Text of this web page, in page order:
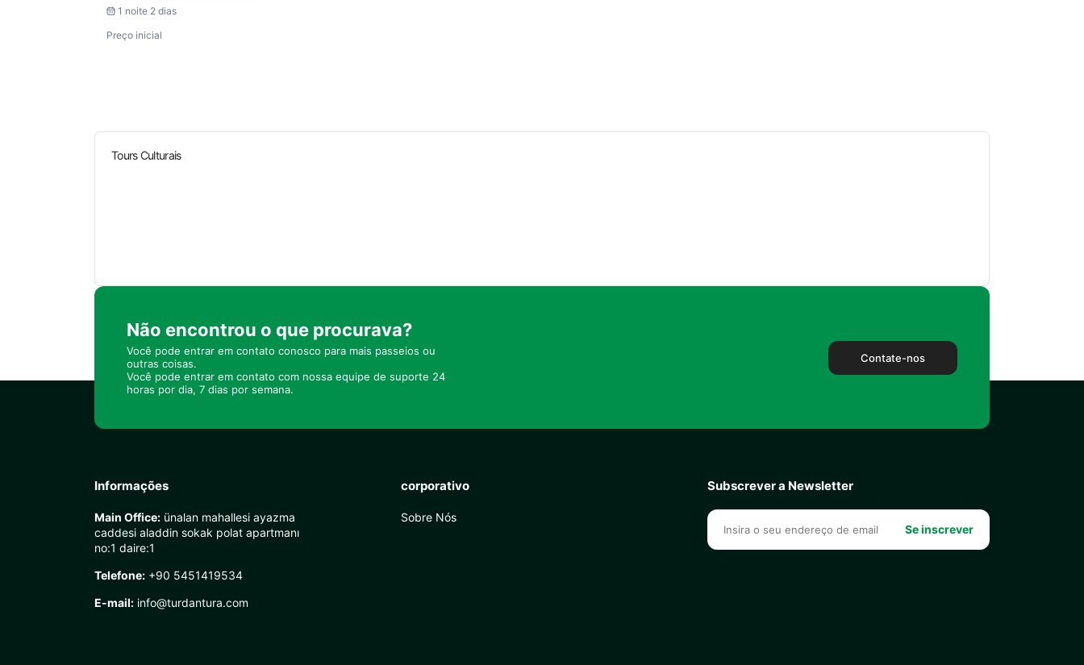
1 noite 2 dias
Preço inicial
Tours Culturais
Não encontrou o que procurava?
Você pode entrar em contato conosco para mais passeios ou
outras coisas.
Você pode entrar em contato com nossa equipe de suporte 24
horas por dia, 7 dias por semana.
Contate-nos
Informações
Main Office: ünalan mahallesi ayazma
caddesi aladdin sokak polat apartmanı
no:1 daire:1
Telefone: +90 5451419534
E-mail: info@turdantura.com
corporativo
Sobre Nós
Subscrever a Newsletter
Se inscrever